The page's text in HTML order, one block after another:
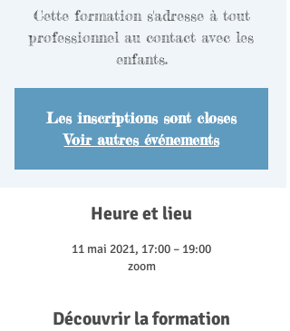
Cette formation s'adresse à tout
professionnel au contact avec les
enfants.
Les inscriptions sont closes
Voir autres événements
Heure et lieu
11 mai 2021, 17:00 – 19:00
zoom
Découvrir la formation